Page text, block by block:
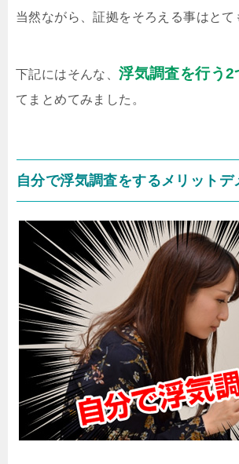
当然ながら、証拠をそろえる事はとて
下記にはそんな、浮気調査を行う2
てまとめてみました。
自分で浮気調査をするメリットデ